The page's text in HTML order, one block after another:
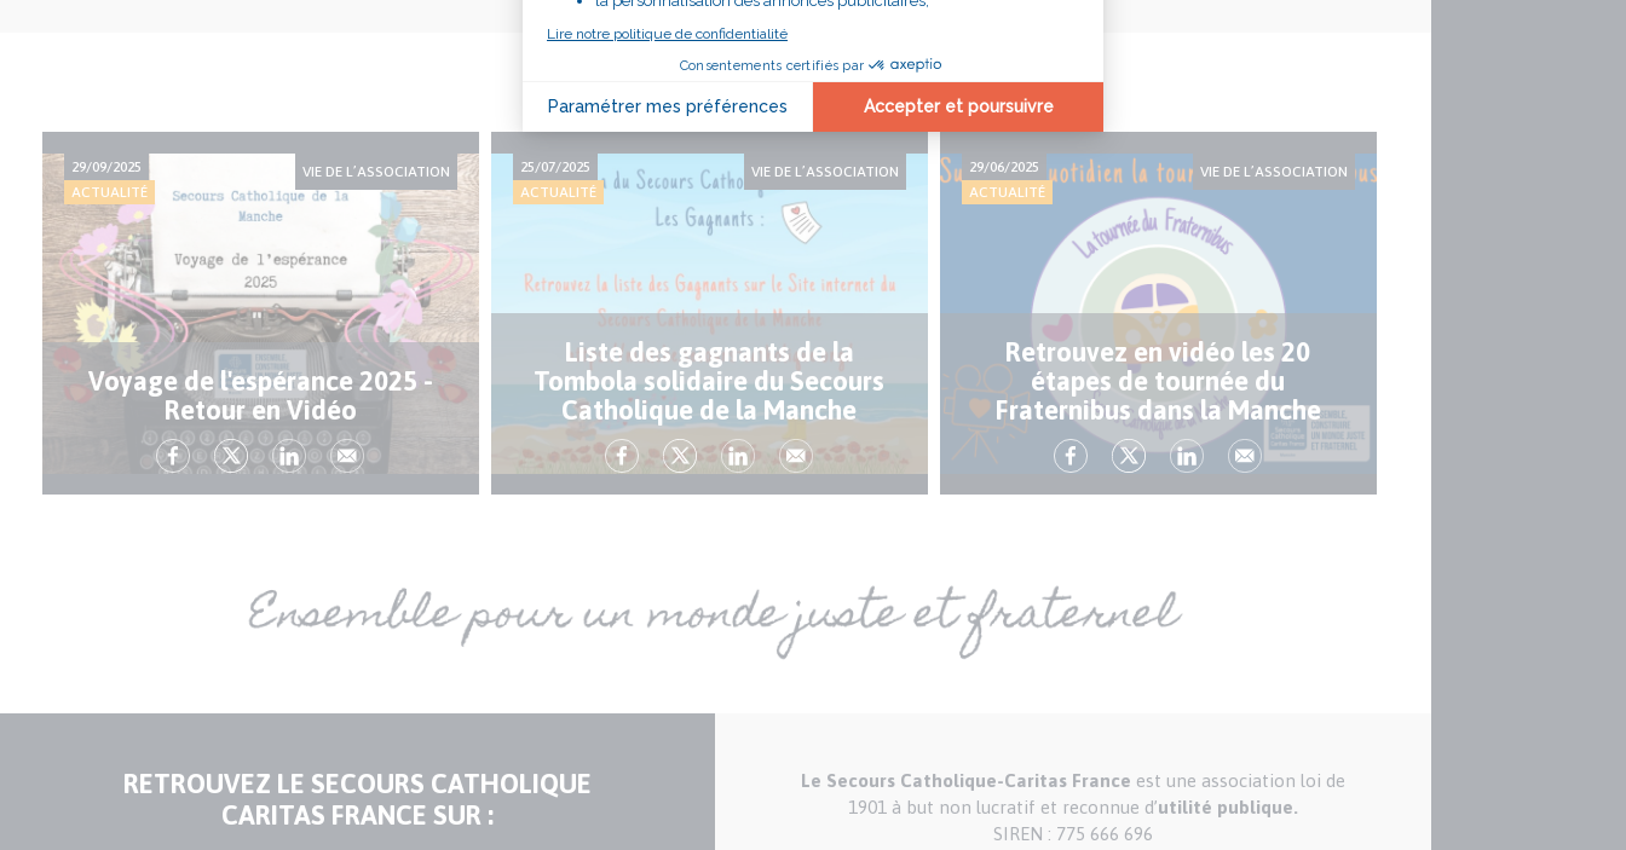
LIRE AUSSI
29/09/2025
ACTUALITÉ
VIE DE L’ASSOCIATION
Voyage de l'espérance 2025 -
Retour en Vidéo
25/07/2025
ACTUALITÉ
VIE DE L’ASSOCIATION
Liste des gagnants de la
Tombola solidaire du Secours
Catholique de la Manche
29/06/2025
ACTUALITÉ
VIE DE L’ASSOCIATION
Retrouvez en vidéo les 20
étapes de tournée du
Fraternibus dans la Manche
RETROUVEZ LE SECOURS CATHOLIQUE
CARITAS FRANCE SUR :
Le Secours Catholique-Caritas France est une association loi de
1901 à but non lucratif et reconnue d’utilité publique.
SIREN : 775 666 696